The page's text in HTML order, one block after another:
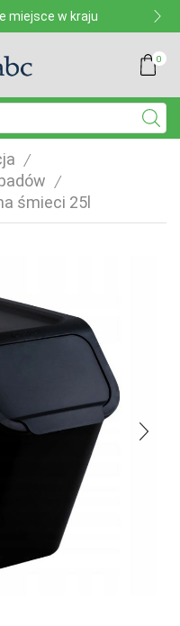
miejsce w kraju
0
/
/
śmieci 25l